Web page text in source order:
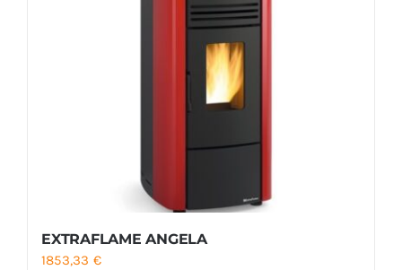
EXTRAFLAME ANGELA
1853,33 €